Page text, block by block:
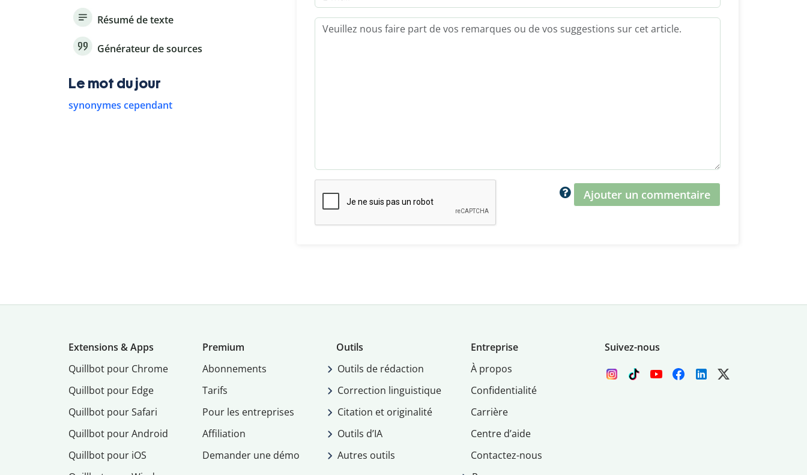
Ajouter un commentaire
Résumé de texte
Générateur de sources
Le mot du jour
synonymes cependant
Extensions & Apps
Quillbot pour Chrome
Quillbot pour Edge
Quillbot pour Safari
Quillbot pour Android
Quillbot pour iOS
Premium
Abonnements
Tarifs
Pour les entreprises
Affiliation
Demander une démo
Outils
Outils de rédaction
Correction linguistique
Citation et originalité
Outils d’IA
Autres outils
Entreprise
À propos
Confidentialité
Carrière
Centre d’aide
Contactez-nous
Suivez-nous